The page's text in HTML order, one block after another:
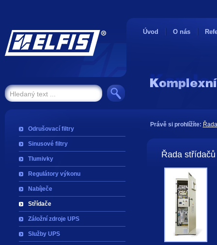
Úvod O nás
Odrušovací filtry
Sinusové filtry
Tlumivky
Regulátory výkonu
Nabíječe
Střídače
Záložní zdroje UPS
Služby UPS
Právě si prohlížíte:
Řada